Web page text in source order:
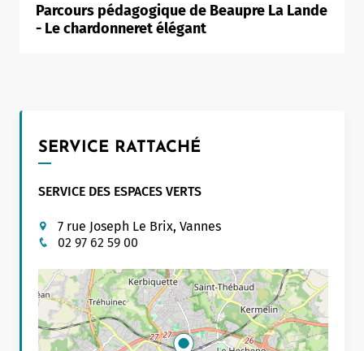
Parcours pédagogique de Beaupre La Lande
- Le chardonneret élégant
SERVICE RATTACHÉ
SERVICE DES ESPACES VERTS
7 rue Joseph Le Brix, Vannes
02 97 62 59 00